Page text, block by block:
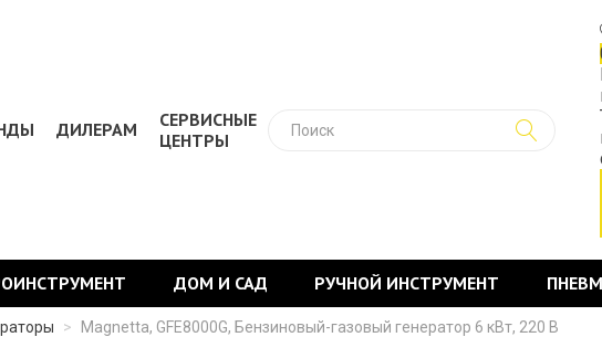
ДИЛЕРАМ
СЕРВИСНЫЕ
ЦЕНТРЫ
ДОМ И САД РУЧНОЙ ИНСТРУМЕНТ
> Magnetta, GFE8000G, Бензиновый-газовый генератор 6 кВт, 220 В